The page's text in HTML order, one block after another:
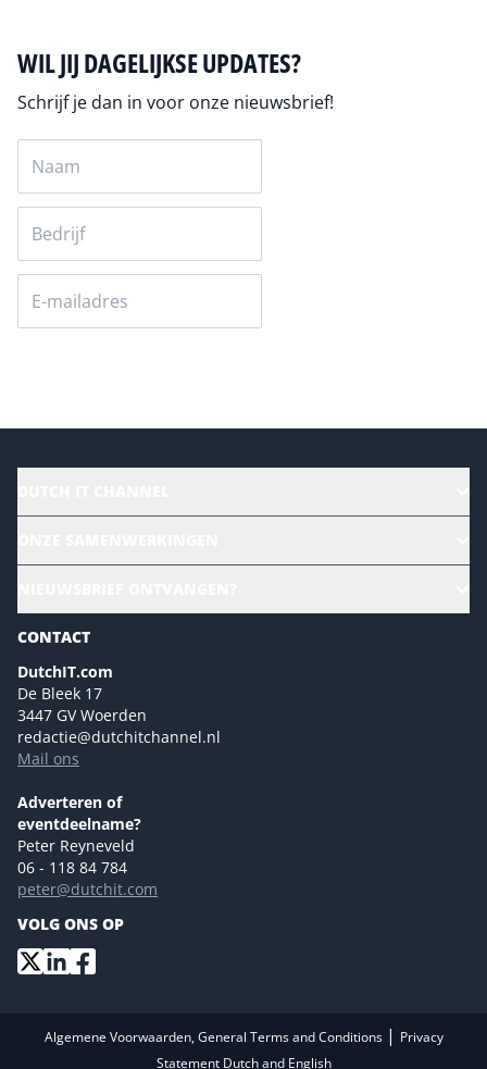
WIL JIJ DAGELIJKSE UPDATES?
Schrijf je dan in voor onze nieuwsbrief!
Magazines
Marketingmogelijkheden 2026
Eventmogelijkheden 2026
Advertising opportunities 2026 ENG
Event opportunities 2026 ENG
NL Digital
Versturen
CONTACT
DutchIT.com
De Bleek 17
3447 GV Woerden
redactie@dutchitchannel.nl
Mail ons
Adverteren of
eventdeelname?
Peter Reyneveld
06 - 118 84 784
peter@dutchit.com
VOLG ONS OP
Algemene Voorwaarden, General Terms and Conditions | Privacy
Statement Dutch and English